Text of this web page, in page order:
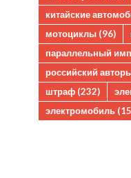
китайские
мотоциклы (96)
параллельный
российский
штраф (232)
электромобиль